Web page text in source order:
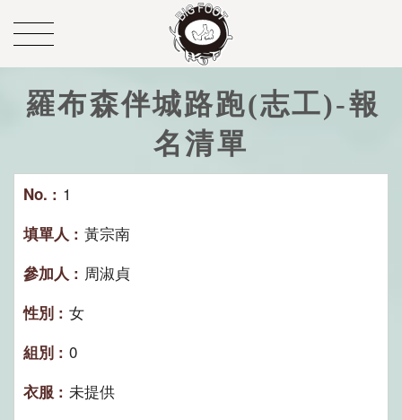
羅布森伴城路跑(志工)-報
名清單
1
黃宗南
周淑貞
女
0
未提供